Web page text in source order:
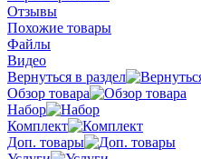
Отзывы
Похожие товары
Файлы
Видео
Вернуться в раздел
Обзор товара
Набор
Комплект
Доп. товары